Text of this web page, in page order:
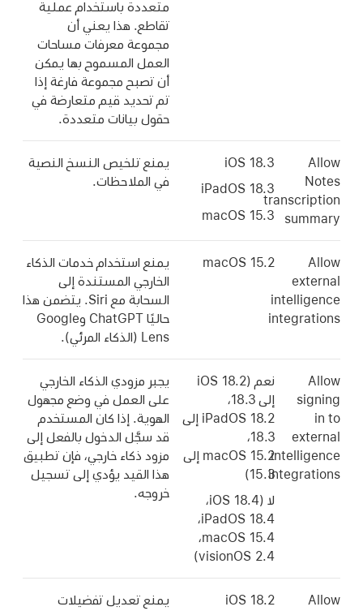
متعددة باستخدام عملية
تقاطع. هذا يعني أن
مجموعة معرفات مساحات
العمل المسموح بها يمكن
أن تصبح مجموعة فارغة إذا
تم تحديد قيم متعارضة في
حقول بيانات متعددة.
Allow
Notes
transcription
summary
iOS 18.3
iPadOS 18.3
macOS 15.3
يمنع تلخيص النسخ النصية
في الملاحظات.
Allow
external
intelligence
integrations
macOS 15.2
يمنع استخدام خدمات الذكاء
الخارجي المستندة إلى
السحابة مع Siri. يتضمن هذا
حاليًا ChatGPT وGoogle
Lens (الذكاء المرئي).
Allow
signing
in to
external
intelligence
integrations
نعم (iOS 18.2
إلى 18.3،
iPadOS 18.2 إلى
18.3،
macOS 15.2 إلى
15.3)
لا (iOS 18.4،
iPadOS 18.4،
macOS 15.4،
visionOS 2.4
)
يجبر مزودي الذكاء الخارجي
على العمل في وضع مجهول
الهوية. إذا كان المستخدم
قد سجَّل الدخول بالفعل إلى
مزود ذكاء خارجي، فإن تطبيق
هذا القيد يؤدي إلى تسجيل
خروجه.
Allow
iOS 18.2
يمنع تعديل تفضيلات